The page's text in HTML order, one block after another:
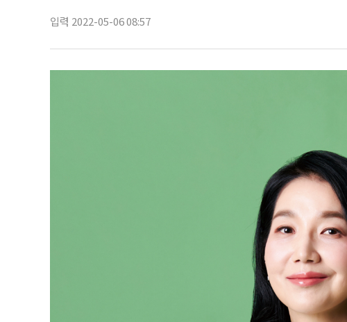
입력 2022-05-06 08:57